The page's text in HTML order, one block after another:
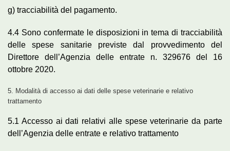
g) tracciabilità del pagamento.
4.4 Sono confermate le disposizioni in tema di tracciabilità
delle spese sanitarie previste dal provvedimento del
Direttore dell’Agenzia delle entrate n. 329676 del 16
ottobre 2020.
5. Modalità di accesso ai dati delle spese veterinarie e relativo
trattamento
5.1 Accesso ai dati relativi alle spese veterinarie da parte
dell’Agenzia delle entrate e relativo trattamento